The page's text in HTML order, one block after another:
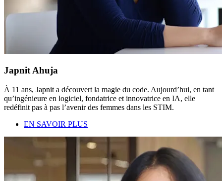
Japnit Ahuja
À 11 ans, Japnit a découvert la magie du code. Aujourd’hui, en tant
qu’ingénieure en logiciel, fondatrice et innovatrice en IA, elle
redéfinit pas à pas l’avenir des femmes dans les STIM.
EN SAVOIR PLUS